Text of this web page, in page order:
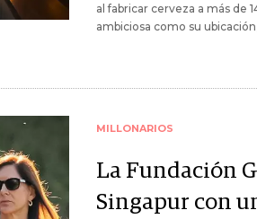
al fabricar cerveza a más de
ambiciosa como su
MILLONARIOS
La Fundación
Singapur con